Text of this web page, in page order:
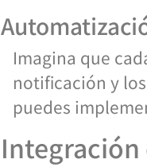
Imagina que
notificación y
puedes